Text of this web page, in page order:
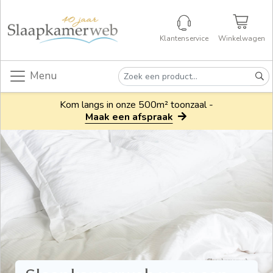
Klantenservice Winkelwagen
Menu
Kom langs in onze 500m² toonzaal -
Maak een afspraak